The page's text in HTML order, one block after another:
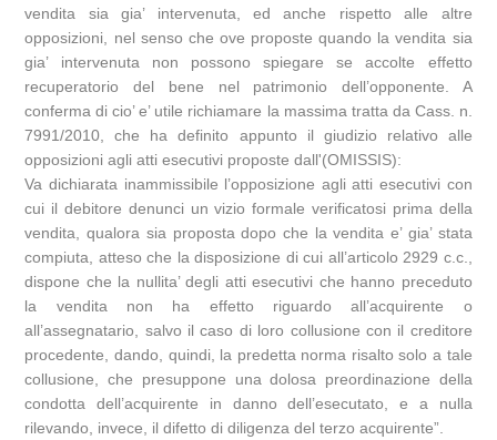
vendita sia gia’ intervenuta, ed anche rispetto alle altre
opposizioni, nel senso che ove proposte quando la vendita sia
gia’ intervenuta non possono spiegare se accolte effetto
recuperatorio del bene nel patrimonio dell’opponente. A
conferma di cio’ e’ utile richiamare la massima tratta da Cass. n.
7991/2010, che ha definito appunto il giudizio relativo alle
opposizioni agli atti esecutivi proposte dall'(OMISSIS):
Va dichiarata inammissibile l’opposizione agli atti esecutivi con
cui il debitore denunci un vizio formale verificatosi prima della
vendita, qualora sia proposta dopo che la vendita e’ gia’ stata
compiuta, atteso che la disposizione di cui all’articolo 2929 c.c.,
dispone che la nullita’ degli atti esecutivi che hanno preceduto
la vendita non ha effetto riguardo all’acquirente o
all’assegnatario, salvo il caso di loro collusione con il creditore
procedente, dando, quindi, la predetta norma risalto solo a tale
collusione, che presuppone una dolosa preordinazione della
condotta dell’acquirente in danno dell’esecutato, e a nulla
rilevando, invece, il difetto di diligenza del terzo acquirente”.